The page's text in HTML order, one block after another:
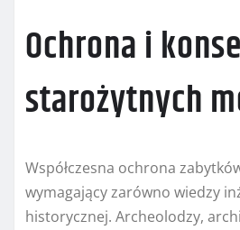
Ochrona i
starożytnych
Współczesna ochrona
wymagający zarówno wiedzy
historycznej. Archeolodzy,